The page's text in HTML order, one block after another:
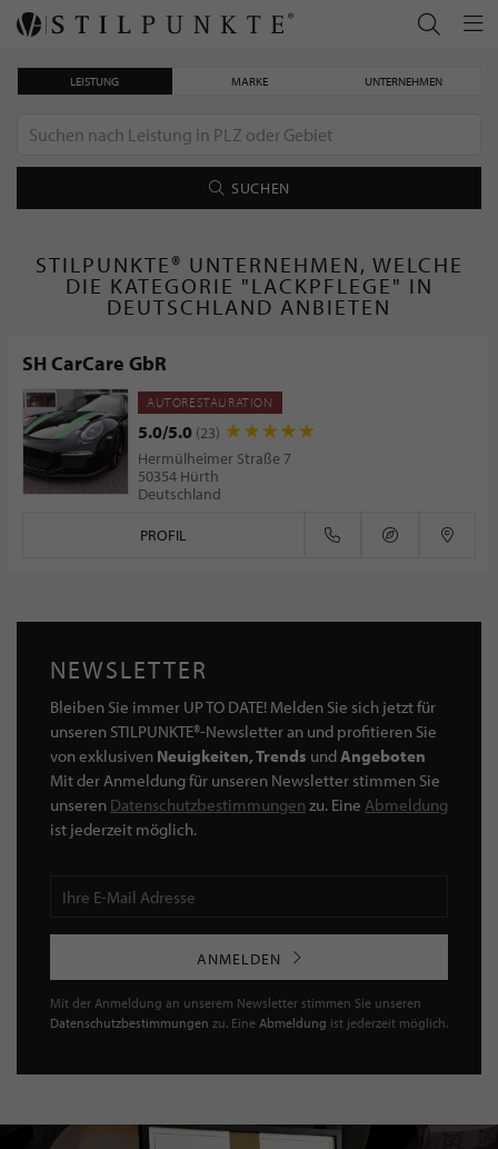
LEISTUNG MARKE UNTERNEHMEN
SUCHEN
STILPUNKTE® UNTERNEHMEN, WELCHE
DIE KATEGORIE "LACKPFLEGE" IN
DEUTSCHLAND ANBIETEN
SH CarCare GbR
AUTORESTAURATION
5.0/5.0 (23)
Hermülheimer Straße 7
50354 Hürth
Deutschland
PROFIL
NEWSLETTER
Bleiben Sie immer UP TO DATE! Melden Sie sich jetzt für
unseren STILPUNKTE®-Newsletter an und profitieren Sie
von exklusiven Neuigkeiten, Trends undAngeboten
Mit der Anmeldung für unseren Newsletter stimmen Sie
unseren Datenschutzbestimmungen zu. Eine Abmeldung
ist jederzeit möglich.
ANMELDEN
Mit der Anmeldung an unserem Newsletter stimmen Sie unseren
Datenschutzbestimmungen zu. Eine Abmeldung ist jederzeit möglich.